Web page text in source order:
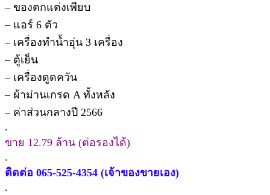
– ของตกแต่งเพียบ
– แอร์ 6 ตัว
– เครื่องทำน้ำอุ่น 3 เครื่อง
– ตู้เย็น
– เครื่องดูดควัน
– ผ้าม่านเกรด A ทั้งหลัง
– ค่าส่วนกลางปี 2566
.
ขาย 12.79 ล้าน (ต่อรองได้)
.
ติดต่อ 065-525-4354 (เจ้าของขายเอง)
.